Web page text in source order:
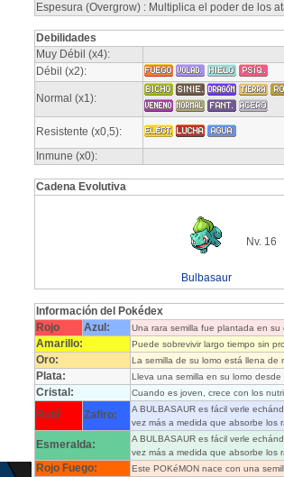
Espesura (Overgrow) : Multiplica el poder de los
Debilidades
Muy Débil (x4):
Débil (x2):
Normal (x1):
Resistente (x0,5):
Inmune (x0):
Cadena Evolutiva
Bulbasaur
Nv. 16
Información del Pokédex
Rojo
Azul: Una rara semilla fue plantada en
Amarillo: Puede sobrevivir largo tiempo sin
Oro: La semilla de su lomo está llena de
Plata: Lleva una semilla en su lomo
Cristal: Cuando es joven, crece con los
Rubí Zafiro:
A BULBASAUR es fácil verle
vez más a medida que absorbe los
Esmeralda:
A BULBASAUR es fácil verle
vez más a medida que absorbe los
Rojo Fuego: Este POKéMON nace con una